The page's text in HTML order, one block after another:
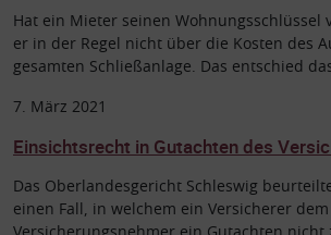
Hat ein Mieter seinen Wohnungsschlüssel
er in der Regel nicht über die Kosten des
gesamten Schließanlage. Das entschied
7. März 2021
Einsichtsrecht in Gutachten des
Das Oberlandesgericht Schleswig
einen Fall, in welchem ein Versicherer dem